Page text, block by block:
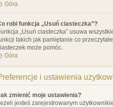
Góra
robi funkcja „Usuń ciasteczka”?
„Usuń ciasteczka” usuwa
takich jak pamiętanie co
może pomóc.
Góra
i ustawienia
zmienić moje ustawienia?
jesteś zarejestrowanym